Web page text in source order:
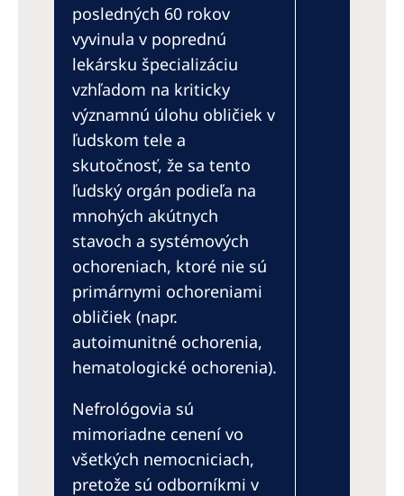
posledných 60 rokov
vyvinula v poprednú
lekársku špecializáciu
vzhľadom na kriticky
významnú úlohu obličiek v
ľudskom tele a
skutočnosť, že sa tento
ľudský orgán podieľa na
mnohých akútnych
stavoch a systémových
ochoreniach, ktoré nie sú
primárnymi ochoreniami
obličiek (napr.
autoimunitné ochorenia,
hematologické ochorenia).
Nefrológovia sú
mimoriadne cenení vo
všetkých nemocniciach,
pretože sú odborníkmi v